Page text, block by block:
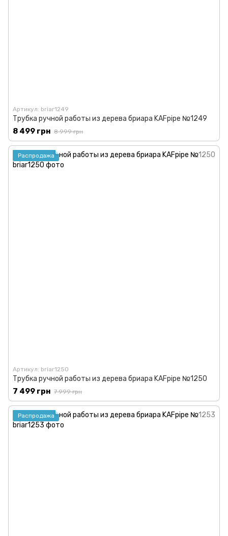
Артикул: briar1249
Трубка ручной работы из дерева бриара KAFpipe №1249
8 499 грн 8 999 грн
Распродажа
Артикул: briar1250
Трубка ручной работы из дерева бриара KAFpipe №1250
7 499 грн 7 999 грн
Распродажа